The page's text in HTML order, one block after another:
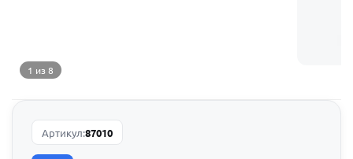
1 из 8
Артикул:87010